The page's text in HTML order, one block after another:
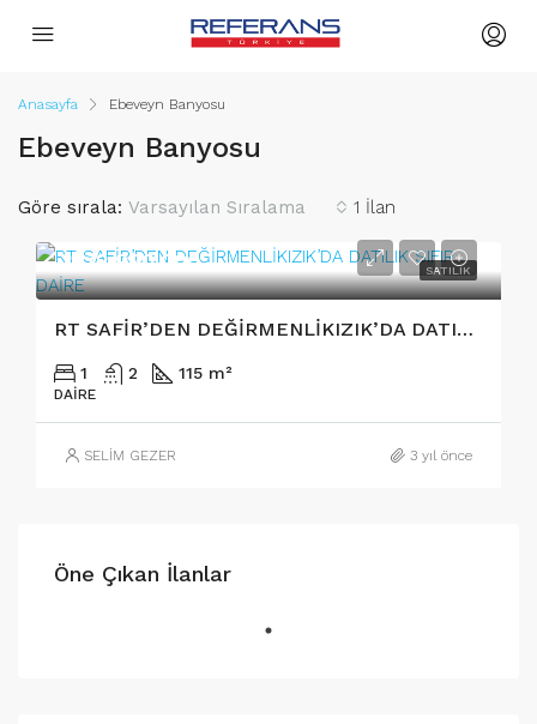
Anasayfa Ebeveyn Banyosu
Ebeveyn Banyosu
1 İlan
Göre sırala: Varsayılan Sıralama
SATILIK
3₺/2.990.000
RT SAFİR’DEN DEĞİRMENLİKIZIK’DA DATILIK SIFIR DAİRE
1 2 115 m²
DAIRE
SELİM GEZER 3 yıl önce
Öne Çıkan İlanlar